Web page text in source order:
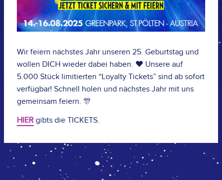
Wir feiern nächstes Jahr unseren 25. Geburtstag und
wollen DICH wieder dabei haben. ❤️ Unsere auf
5.000 Stück limitierten “Loyalty Tickets” sind ab sofort
verfügbar! Schnell holen und nächstes Jahr mit uns
gemeinsam feiern. 🎊
HIERgibts die TICKETS.